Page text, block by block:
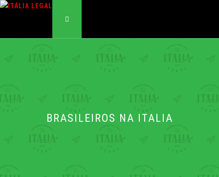
Pular
BRASILEIROS NA ITALIA